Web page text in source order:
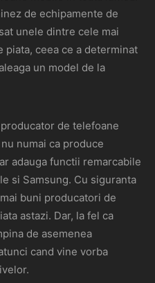
de echipamente de
unele dintre cele mai
ceea ce a determinat
un model de la
de telefoane
numai ca produce
adauga functii remarcabile
si Samsung. Cu siguranta
buni producatori de
astazi. Dar, la fel ca
de asemenea
cand vine vorba